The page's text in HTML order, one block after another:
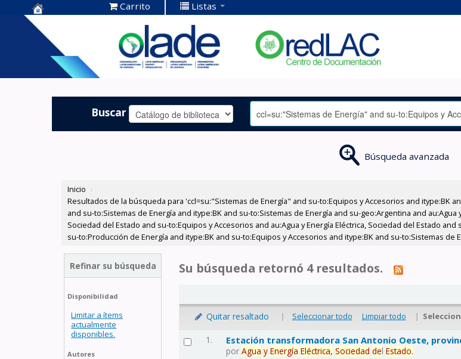
Centro de
Documentación
OLADE -
Carrito Listas
Buscar
Búsqueda avanzada
Inicio ›
Resultados de la búsqueda para 'ccl=su:"Sistemas de Energía" and su-to:Equipos y Accesorios and itype:BK
and su-to:Sistemas de Energía and itype:BK and su-to:Sistemas de Energía and su-geo:Argentina and au:Agua
Sociedad del Estado and su-to:Equipos y Accesorios and au:Agua y Energía Eléctrica, Sociedad del Estado
su-to:Producción de Energía and itype:BK and su-to:Equipos y Accesorios and itype:BK and su-to:Sistemas de
Refinar su búsqueda
Disponibilidad
Limitar a ítems
actualmente
disponibles.
Autores
Su búsqueda retornó 4 resultados.
Quitar resaltado | Seleccionar todo Limpiar todo |
1. Estación transformadora San Antonio Oeste,
porAgua y Energía Eléctrica, Sociedad delEstado.